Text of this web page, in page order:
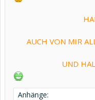
AUCH VON MIR
UND
Anhänge: